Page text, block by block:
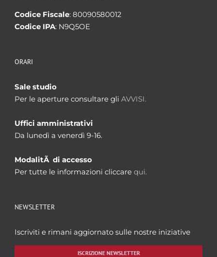
Codice Fiscale: 80090580012
Codice IPA: N9Q5OE
ORARI
Sale studio
Per le aperture consultare gli AVVISI.
Uffici amministrativi
Da lunedì a venerdì 9-16.
ModalitÃ di accesso
Per tutte le informazioni cliccare qui.
NEWSLETTER
Iscriviti e rimani aggiornato sulle nostre iniziative
ISCRIZIONE NEWSLETTER